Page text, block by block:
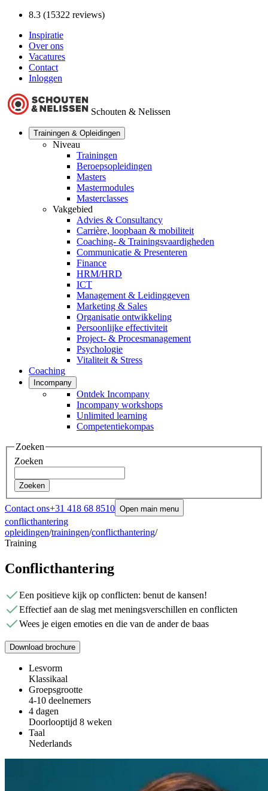
8.3 (15322 reviews)
Inspiratie
Over ons
Vacatures
Contact
Inloggen
Schouten & Nelissen
Trainingen & Opleidingen
Niveau
Trainingen
Beroepsopleidingen
Masters
Mastermodules
Masterclasses
Vakgebied
Advies & Consultancy
Carrière, loopbaan & mobiliteit
Coaching- & Trainingsvaardigheden
Communicatie & Presenteren
Finance
HRM/HRD
ICT
Management & Leidinggeven
Marketing & Sales
Organisatie ontwikkeling
Persoonlijke effectiviteit
Project- & Procesmanagement
Psychologie
Vitaliteit & Stress
Coaching
Incompany
Ontdek Incompany
Incompany workshops
Unlimited learning
Competentiekompas
Zoeken
Zoeken
Zoeken
Contact ons+31 418 68 8510 Open main menu
conflicthantering
opleidingen/trainingen/conflicthantering/
Training
Conflicthantering
Een positieve kijk op conflicten: benut de kansen!
Effectief aan de slag met meningsverschillen en conflicten
Wees je eigen emoties en die van de ander de baas
Download brochure
Lesvorm
Klassikaal
Groepsgrootte
4-10 deelnemers
4 dagen
Doorlooptijd 8 weken
Taal
Nederlands